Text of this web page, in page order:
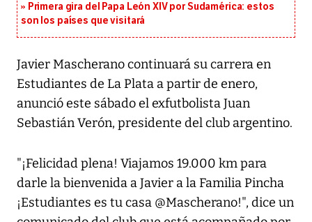
Primera gira del Papa León XIV por Sudamérica: estos
son los países que visitará
Javier Mascherano continuará su carrera en
Estudiantes de La Plata a partir de enero,
anunció este sábado el exfutbolista Juan
Sebastián Verón, presidente del club argentino.
"¡Felicidad plena! Viajamos 19.000 km para
darle la bienvenida a Javier a la Familia Pincha
¡Estudiantes es tu casa @Mascherano!", dice un